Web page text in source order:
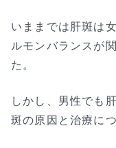
いままでは肝斑は
ルモンバランスが
た。
しかし、男性でも
斑の原因と治療に